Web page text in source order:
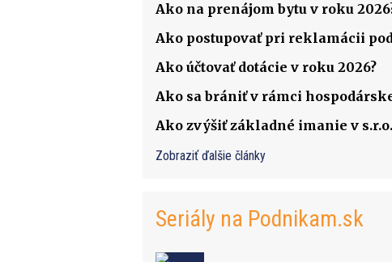
Ako na prenájom bytu v roku
Ako postupovať pri reklamácii
Ako účtovať dotácie v roku 2026?
Ako sa brániť v rámci
Ako zvýšiť základné imanie v
Zobraziť ďalšie články
Seriály na Podnikam.sk